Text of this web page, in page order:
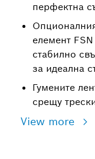
перфектна
елемент
стабилно
за идеална
Гумените
срещу
View more